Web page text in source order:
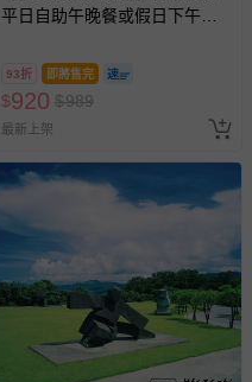
平日自助午晚餐或假日下午茶
93折 即將售完
$920 $989
最新上架